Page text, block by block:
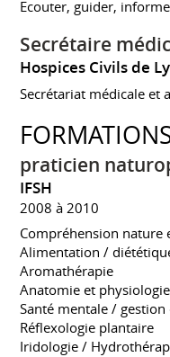
Ecouter, guider,
Secrétaire
Hospices Civils de
Secrétariat médicale et
praticien
IFSH
2008 à 2010
Compréhension nature
Alimentation /
Aromathérapie
Anatomie et physiologie
Santé mentale / gestion
Réflexologie plantaire
Iridologie /